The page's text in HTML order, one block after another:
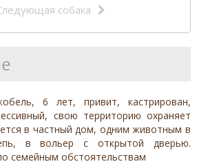
собака
6 лет, привит, кастрирован,
свою территорию охраняет
в частный дом, одним животным в
в вольер с открытой дверью.
семейным обстоятельствам